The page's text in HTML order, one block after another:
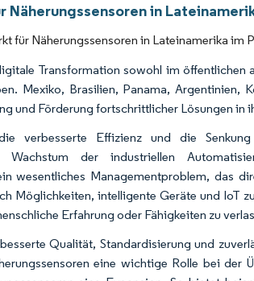
Näherungssensoren in
für Näherungssensoren in Lateinamerika im
Transformation sowohl im
Mexiko, Brasilien, Panama, Argentinien,
und Förderung fortschrittlicher Lösungen in
verbesserte Effizienz und die
Wachstum der industriellen
wesentliches Managementproblem, das
Möglichkeiten, intelligente Geräte und IoT
Erfahrung oder Fähigkeiten zu
Qualität, Standardisierung und
eine wichtige Rolle bei der